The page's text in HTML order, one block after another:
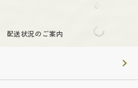
配送状況のご案内